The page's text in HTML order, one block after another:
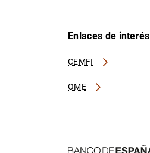
Enlaces de interés
CEMFI
OME